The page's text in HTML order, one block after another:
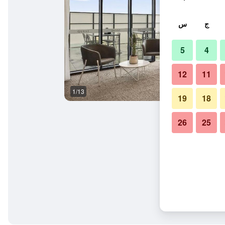
1/13
ج س
4
5
11
12
18
19
25
26